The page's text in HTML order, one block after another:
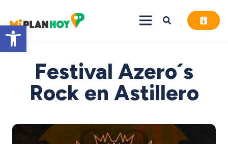
Abrir barra de herramientas
Festival Azero´s
Rock en Astillero